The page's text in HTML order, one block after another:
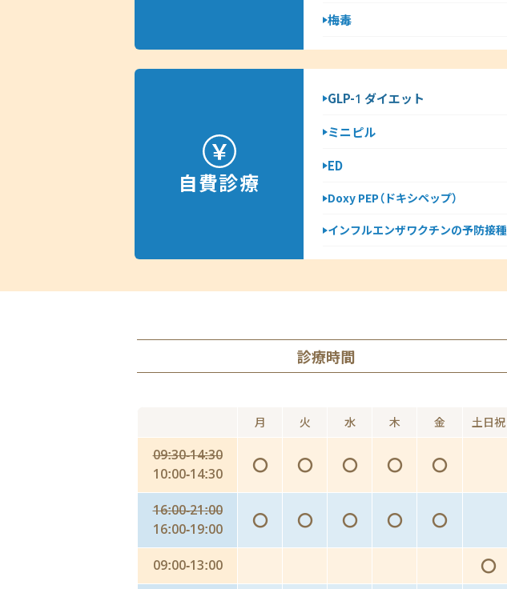
梅毒
自費診療
GLP-1 ダイエット
ミニピル
ED
Doxy PEP（ドキシペップ）
インフルエンザワクチンの予防接種
診療時間
月 火 水 木 金 土日祝
09:30-14:30
10:00-14:30
〇 〇 〇 〇 〇
16:00-21:00
16:00-19:00
〇 〇 〇 〇 〇
09:00-13:00 〇